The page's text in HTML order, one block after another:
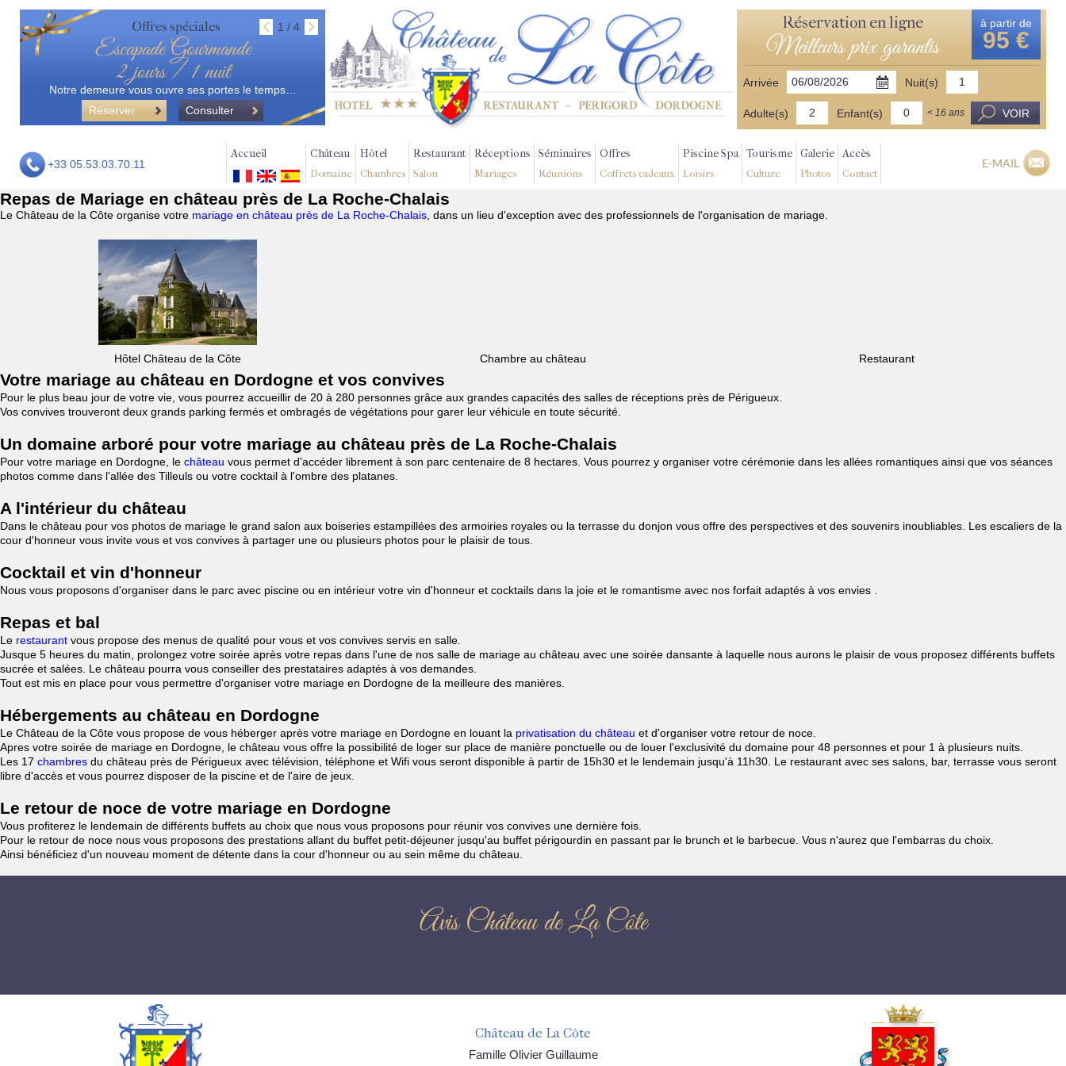
Offres spéciales 1 / 4
Escapade Gourmande
2 jours / 1 nuit
Notre demeure vous ouvre ses portes le temps…
Réserver
Consulter
Réservation en ligne
Meilleurs prix garantis
à partir de
95 €
Arrivée Nuit(s)
Adulte(s) Enfant(s) < 16 ans VOIR
+33 05.53.03.70.11
Accueil Château
Domaine
Hôtel
Chambres
Restaurant
Salon
Réceptions
Mariages
Séminaires
Réunions
Offres
Coffrets cadeaux
Piscine Spa
Loisirs
Tourisme
Culture
Galerie
Photos
Accès
Contact
E-MAIL
Repas de Mariage en château près de La Roche-Chalais
Le Château de la Côte organise votre mariage en château près de La Roche-Chalais , dans un lieu d'exception avec des professionnels de l'organisation de mariage.
Hôtel Château de la Côte Chambre au château Restaurant
Votre mariage au château en Dordogne et vos convives
Pour le plus beau jour de votre vie, vous pourrez accueillir de 20 à 280 personnes grâce aux grandes capacités des salles de réceptions près de Périgueux.
Vos convives trouveront deux grands parking fermés et ombragés de végétations pour garer leur véhicule en toute sécurité.
Un domaine arboré pour votre mariage au château près de La Roche-Chalais
Pour votre mariage en Dordogne, le château vous permet d'accéder librement à son parc centenaire de 8 hectares. Vous pourrez y organiser votre cérémonie dans les allées romantiques ainsi que vos séances
photos comme dans l'allée des Tilleuls ou votre cocktail à l'ombre des platanes.
A l'intérieur du château
Dans le château pour vos photos de mariage le grand salon aux boiseries estampillées des armoiries royales ou la terrasse du donjon vous offre des perspectives et des souvenirs inoubliables. Les escaliers de la
cour d'honneur vous invite vous et vos convives à partager une ou plusieurs photos pour le plaisir de tous.
Cocktail et vin d'honneur
Nous vous proposons d'organiser dans le parc avec piscine ou en intérieur votre vin d'honneur et cocktails dans la joie et le romantisme avec nos forfait adaptés à vos envies .
Repas et bal
Le restaurant vous propose des menus de qualité pour vous et vos convives servis en salle.
Jusque 5 heures du matin, prolongez votre soirée après votre repas dans l'une de nos salle de mariage au château avec une soirée dansante à laquelle nous aurons le plaisir de vous proposez différents buffets
sucrée et salées. Le château pourra vous conseiller des prestataires adaptés à vos demandes.
Tout est mis en place pour vous permettre d'organiser votre mariage en Dordogne de la meilleure des manières.
Hébergements au château en Dordogne
Le Château de la Côte vous propose de vous héberger après votre mariage en Dordogne en louant la privatisation du château et d'organiser votre retour de noce.
Apres votre soirée de mariage en Dordogne, le château vous offre la possibilité de loger sur place de manière ponctuelle ou de louer l'exclusivité du domaine pour 48 personnes et pour 1 à plusieurs nuits.
Les 17 chambres du château près de Périgueux avec télévision, téléphone et Wifi vous seront disponible à partir de 15h30 et le lendemain jusqu'à 11h30. Le restaurant avec ses salons, bar, terrasse vous seront
libre d'accès et vous pourrez disposer de la piscine et de l'aire de jeux.
Le retour de noce de votre mariage en Dordogne
Vous profiterez le lendemain de différents buffets au choix que nous vous proposons pour réunir vos convives une dernière fois.
Pour le retour de noce nous vous proposons des prestations allant du buffet petit-déjeuner jusqu'au buffet périgourdin en passant par le brunch et le barbecue. Vous n'aurez que l'embarras du choix.
Ainsi bénéficiez d'un nouveau moment de détente dans la cour d'honneur ou au sein même du château.
Avis Château de La Côte
Château de La Côte
Famille Olivier Guillaume